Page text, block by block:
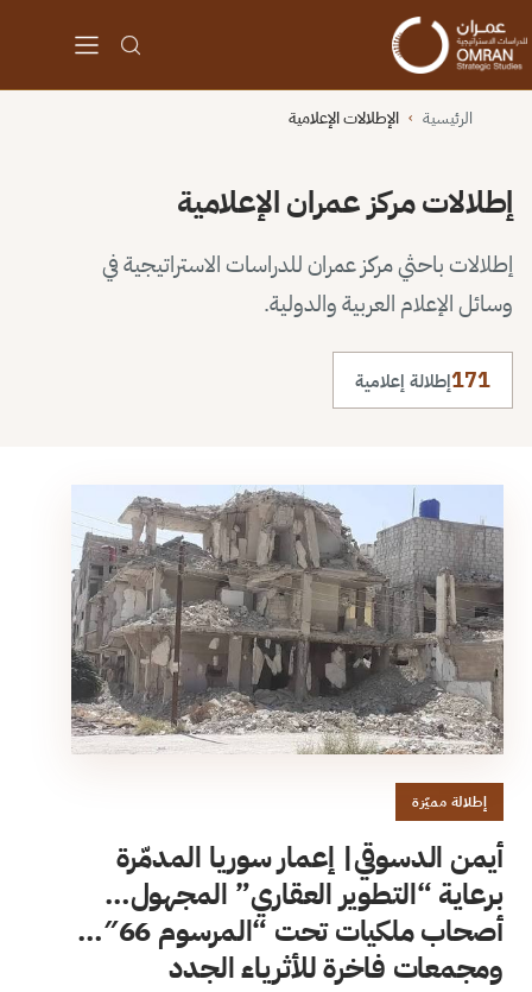
الرئيسية › الإطلالات الإعلامية
إطلالات مركز عمران الإعلامية
إطلالات باحثي مركز عمران للدراسات الاستراتيجية في
وسائل الإعلام العربية والدولية.
171إطلالة إعلامية
إطلالة مميّزة
أيمن الدسوقي| إعمار سوريا المدمّرة
برعاية “التطوير العقاري” المجهول…
أصحاب ملكيات تحت “المرسوم 66″…
ومجمعات فاخرة للأثرياء الجدد